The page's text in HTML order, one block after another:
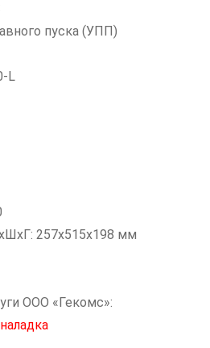
пуска (УПП)
L
257х515х198 мм
ООО «Гекомс»: